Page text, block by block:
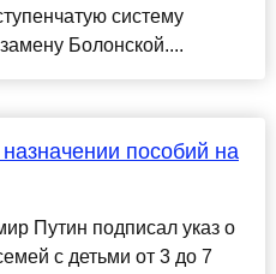
систему
Болонской....
пособий на
Путин подписал указ о
с детьми от 3 до 7